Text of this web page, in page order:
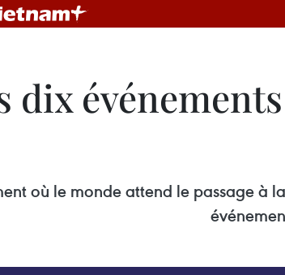
dix
où le monde attend le passage à